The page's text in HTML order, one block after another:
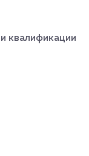
квалификации